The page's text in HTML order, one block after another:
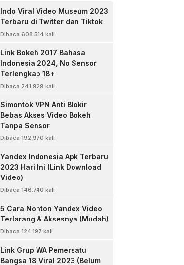
Indo Viral Video Museum 2023
Terbaru di Twitter dan Tiktok
Dibaca 608.514 kali
Link Bokeh 2017 Bahasa
Indonesia 2024, No Sensor
Terlengkap 18+
Dibaca 241.929 kali
Simontok VPN Anti Blokir
Bebas Akses Video Bokeh
Tanpa Sensor
Dibaca 192.970 kali
Yandex Indonesia Apk Terbaru
2023 Hari Ini (Link Download
Video)
Dibaca 146.740 kali
5 Cara Nonton Yandex Video
Terlarang & Aksesnya (Mudah)
Dibaca 124.197 kali
Link Grup WA Pemersatu
Bangsa 18 Viral 2023 (Belum